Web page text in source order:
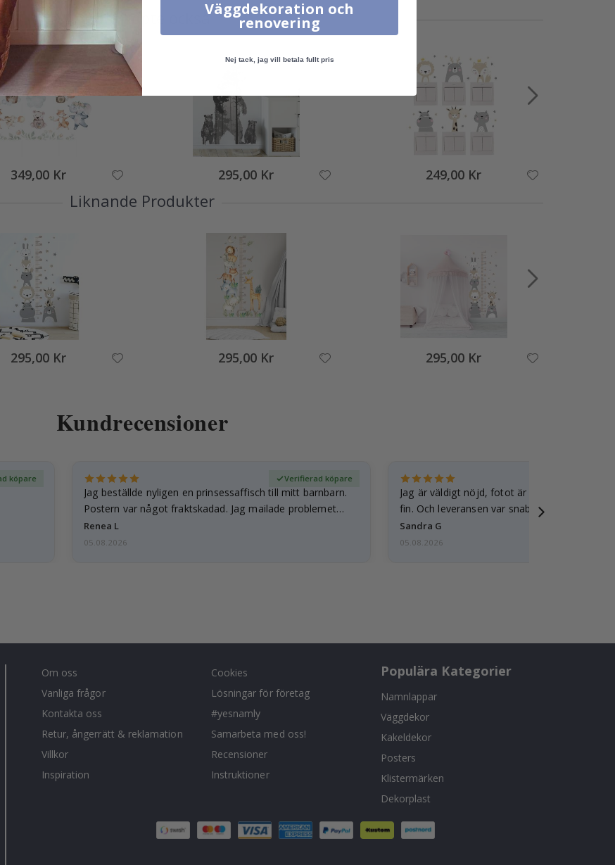
Andra köpte också
349,00 Kr 295,00 Kr 249,00 Kr
Liknande Produkter
295,00 Kr 295,00 Kr 295,00 Kr
Kundrecensioner
köpare
Jag beställde nyligen en prinsessaffisch till mitt barnbarn.
Postern var något fraktskadad. Jag mailade problemet
och…
Renea L
Verifierad köpare
05.08.2026
Jag är väldigt nöjd, fotot är välgjort och
fin. Och leveransen var snabb.
Sandra G
05.08.2026
Om oss
Vanliga frågor
Kontakta oss
Retur, ångerrätt & reklamation
Villkor
Inspiration
Cookies
Lösningar för företag
#yesnamly
Samarbeta med oss!
Recensioner
Instruktioner
Populära Kategorier
Namnlappar
Väggdekor
Kakeldekor
Posters
Klistermärken
Dekorplast
Väggdekoration och
renovering
Nej tack, jag vill betala fullt pris